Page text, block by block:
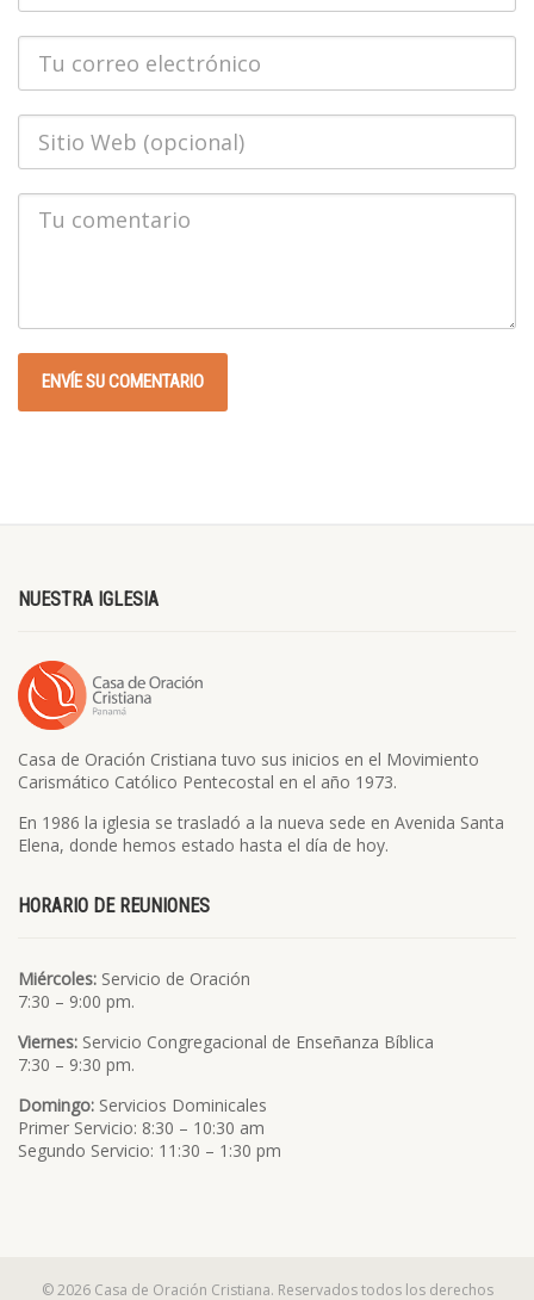
NUESTRA IGLESIA
Casa de Oración Cristiana tuvo sus inicios en el Movimiento
Carismático Católico Pentecostal en el año 1973.
En 1986 la iglesia se trasladó a la nueva sede en Avenida Santa
Elena, donde hemos estado hasta el día de hoy.
HORARIO DE REUNIONES
Miércoles: Servicio de Oración
7:30 – 9:00 pm.
Viernes: Servicio Congregacional de Enseñanza Bíblica
7:30 – 9:30 pm.
Domingo: Servicios Dominicales
Primer Servicio: 8:30 – 10:30 am
Segundo Servicio: 11:30 – 1:30 pm
© 2026 Casa de Oración Cristiana. Reservados todos los derechos